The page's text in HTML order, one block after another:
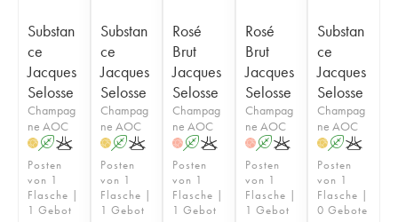
Substan
ce
Jacques
Selosse
Champag
ne AOC
H AK
Posten
von 1
Flasche |
1 Gebot
Substan
ce
Jacques
Selosse
Champag
ne AOC
HAK
Posten
von 1
Flasche |
1 Gebot
Rosé
Brut
Jacques
Selosse
Champag
ne AOC
H AK
Posten
von 1
Flasche |
1 Gebot
Rosé
Brut
Jacques
Selosse
Champag
ne AOC
HAK
Posten
von 1
Flasche |
1 Gebot
Substan
ce
Jacques
Selosse
Champag
ne AOC
H AK
Posten
von 1
Flasche |
0 Gebote